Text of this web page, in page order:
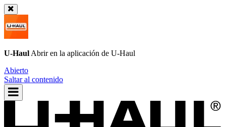
U-Haul Abrir en la aplicación de U-Haul
Abierto
Saltar al contenido